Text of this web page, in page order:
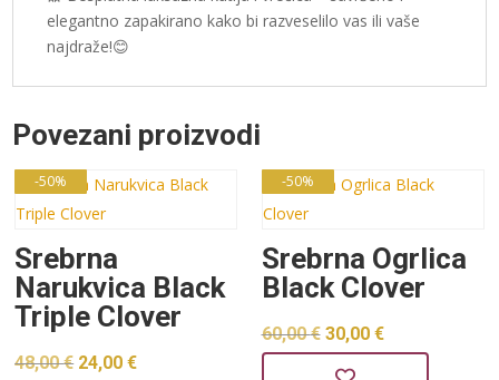
elegantno zapakirano kako bi razveselilo vas ili vaše
najdraže!😊
Povezani proizvodi
-50%
Srebrna
Narukvica Black
Triple Clover
48,00€ Izvorna
24,00€
-50%
Srebrna Ogrlica
Black Clover
60,00€ Izvorna
cijena
30,00 €